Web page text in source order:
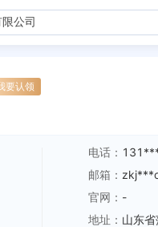
要认领
电话：
邮箱：
官网： -
地址： 山东